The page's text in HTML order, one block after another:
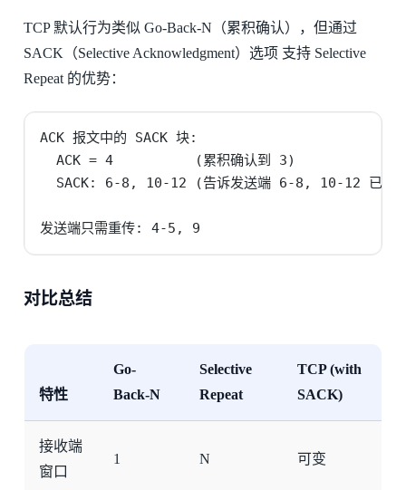
TCP 默认行为类似 Go-Back-N（累积确认），但通过
SACK（Selective Acknowledgment）选项 支持 Selective
Repeat 的优势：
ACK 报文中的 SACK 块:
  ACK = 4          (累积确认到 3)
SACK: 6-8, 10-12 (告诉发送端 6-8, 10-12 已收
发送端只需重传: 4-5, 9
对比总结
特性
Go-
Back-N
Selective
Repeat
TCP (with
SACK)
接收端
窗口
1 N 可变